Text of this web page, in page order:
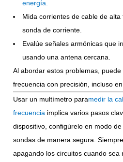
energía
Mida corrientes de cable de
sonda de corriente.
Evalúe señales armónicas que
usando una antena cercana.
Al abordar estos problemas,
frecuencia con precisión, incluso
Usar un multímetro paramedir la
frecuencia implica varios pasos
dispositivo, configúrelo en modo
sondas de manera segura.
apagando los circuitos cuando sea